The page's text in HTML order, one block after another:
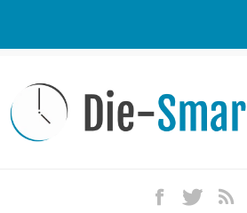
Kontakt / Tipp geben
Impressum